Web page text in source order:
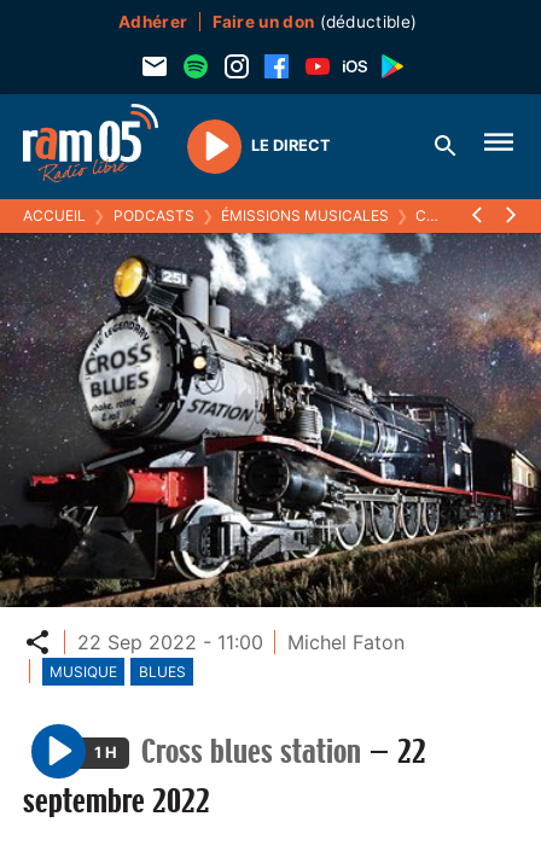
Adhérer Faire un don (déductible)
Play
LE DIRECT
ACCUEIL ❯ PODCASTS ❯ ÉMISSIONS MUSICALES ❯ CROSS BLUES STATION
Partager
22 Sep 2022 - 11:00 Michel Faton
MUSIQUE BLUES
P
l
1 H Cross blues station — 22
septembre 2022